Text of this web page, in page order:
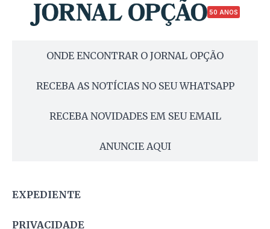
50 ANOS
ONDE ENCONTRAR O JORNAL OPÇÃO
RECEBA AS NOTÍCIAS NO SEU WHATSAPP
RECEBA NOVIDADES EM SEU EMAIL
ANUNCIE AQUI
EXPEDIENTE
PRIVACIDADE